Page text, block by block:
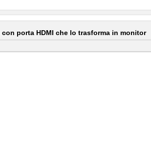
porta HDMI che lo trasforma in monitor